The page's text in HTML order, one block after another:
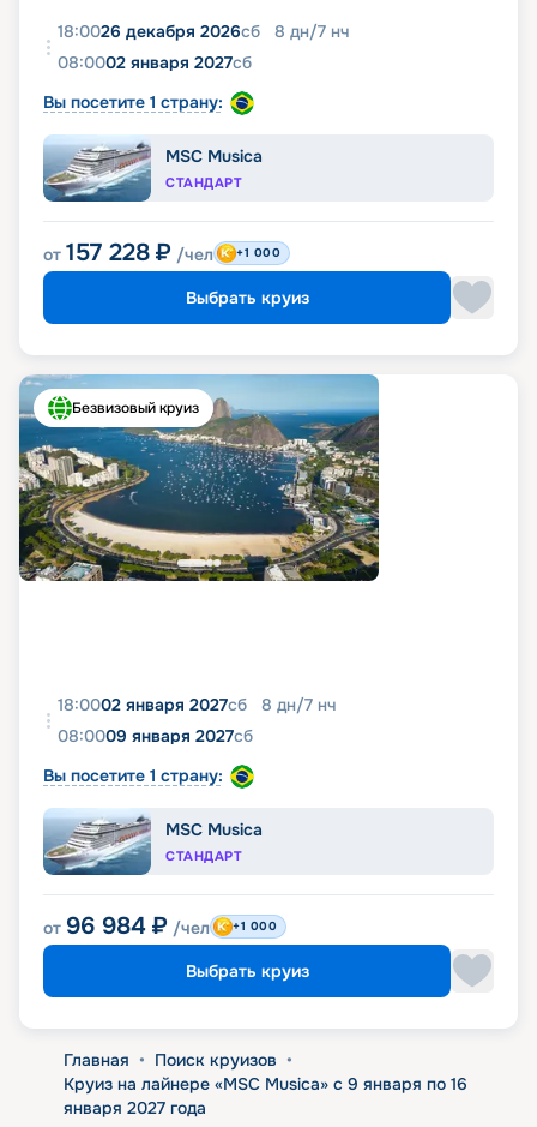
18:0026 декабря 2026сб 8 дн/7 нч
08:0002 января 2027сб
Вы посетите 1 страну:
MSC Musica
СТАНДАРТ
от 157 228 ₽ /чел +1 000
Выбрать круиз
Безвизовый круиз
18:0002 января 2027сб 8 дн/7 нч
08:0009 января 2027сб
Вы посетите 1 страну:
MSC Musica
СТАНДАРТ
от 96 984 ₽ /чел +1 000
Выбрать круиз
Главная • Поиск круизов •
Круиз на лайнере «MSC Musica» с 9 января по 16
января 2027 года